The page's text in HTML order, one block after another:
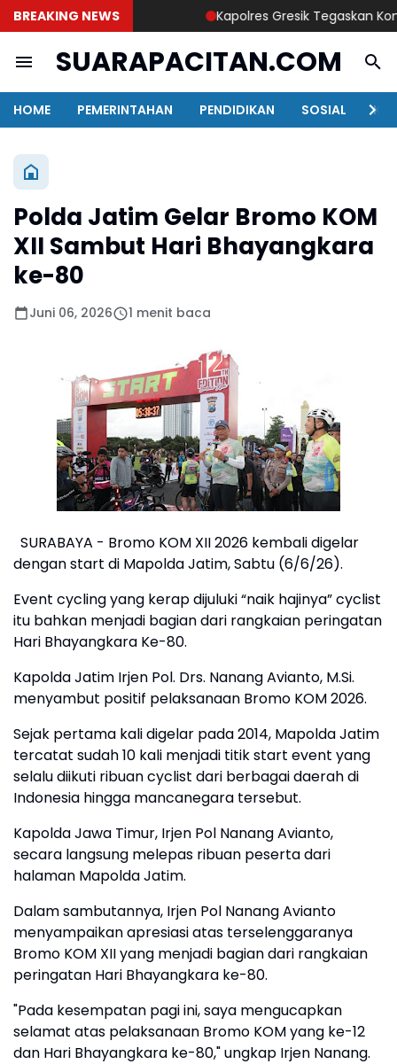
BREAKING NEWS Kapolres Gresik Tegaskan
SUARAPACITAN.COM
HOME PEMERINTAHAN PENDIDIKAN SOSIAL
Polda Jatim Gelar Bromo KOM
XII Sambut Hari Bhayangkara
ke-80
Juni 06, 2026 1 menit baca
SURABAYA - Bromo KOM XII 2026 kembali digelar
dengan start di Mapolda Jatim, Sabtu (6/6/26).
Event cycling yang kerap dijuluki “naik hajinya” cyclist
itu bahkan menjadi bagian dari rangkaian peringatan
Hari Bhayangkara Ke-80.
Kapolda Jatim Irjen Pol. Drs. Nanang Avianto, M.Si.
menyambut positif pelaksanaan Bromo KOM 2026.
Sejak pertama kali digelar pada 2014, Mapolda Jatim
tercatat sudah 10 kali menjadi titik start event yang
selalu diikuti ribuan cyclist dari berbagai daerah di
Indonesia hingga mancanegara tersebut.
Kapolda Jawa Timur, Irjen Pol Nanang Avianto,
secara langsung melepas ribuan peserta dari
halaman Mapolda Jatim.
Dalam sambutannya, Irjen Pol Nanang Avianto
menyampaikan apresiasi atas terselenggaranya
Bromo KOM XII yang menjadi bagian dari rangkaian
peringatan Hari Bhayangkara ke-80.
"Pada kesempatan pagi ini, saya mengucapkan
selamat atas pelaksanaan Bromo KOM yang ke-12
dan Hari Bhayangkara ke-80," ungkap Irjen Nanang.